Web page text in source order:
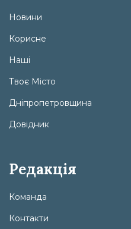
Новини
Корисне
Наші
Твоє Місто
Дніпропетровщина
Довідник
Редакція
Команда
Контакти